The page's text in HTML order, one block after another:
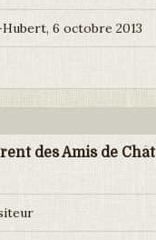
6 octobre 2013
des Amis de